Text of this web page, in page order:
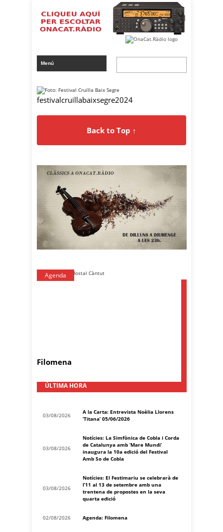
festivalcruillabaixsegre2024
Back to Top ↑
Agenda
Filomena
ÚLTIMA HORA
03/08/2026
A la Carta: Entrevista Noèlia Llorens
‘Titana’ 05/06/2026
03/08/2026
Notícies: La Simfònica de Cobla i Corda
de Catalunya amb ‘Mare Mundi’
inaugura la 10a edició del Festival
Amb So de Cobla
03/08/2026
Notícies: El Festimariu se celebrarà de
l’11 al 13 de setembre amb una
trentena de propostes en la seva
quarta edició
02/08/2026 Agenda: Filomena